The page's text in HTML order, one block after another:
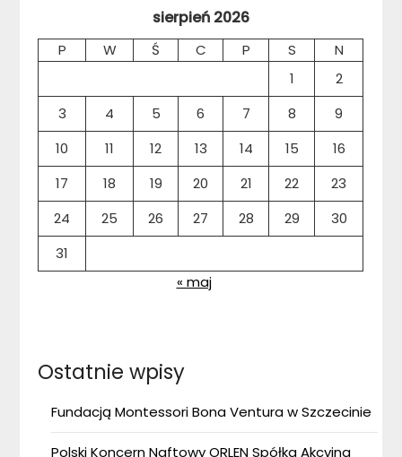
sierpień 2026
P W Ś C P S
N
1
2
3
4 5 6 7 8
9
10
11 12 13 14 15
16
17
18 19 20 21 22
23
24
25 26 27 28 29
30
31
« maj
Ostatnie wpisy
Fundacją Montessori Bona Ventura w Szczecinie
Polski Koncern Naftowy ORLEN Spółka Akcyjna